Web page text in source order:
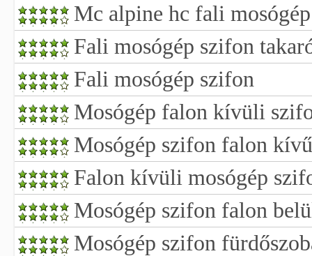
Mc alpine hc fali
Fali mosógép szifon
Fali mosógép szifon
Mosógép falon kívüli
Mosógép szifon falon
Falon kívüli mosógép
Mosógép szifon falon
Mosógép szifon